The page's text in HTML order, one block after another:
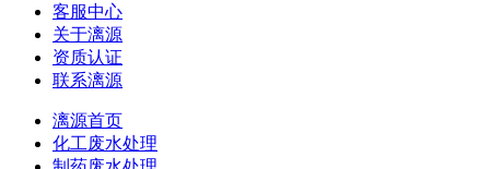
客服中心
关于漓源
资质认证
联系漓源
漓源首页
化工废水处理